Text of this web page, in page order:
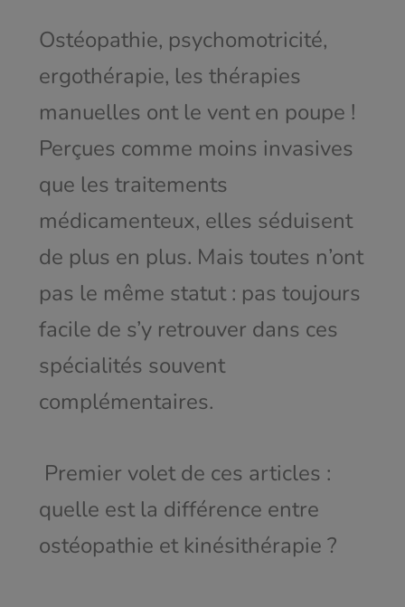
Ostéopathie, psychomotricité,
ergothérapie, les thérapies
manuelles ont le vent en poupe !
Perçues comme moins invasives
que les traitements
médicamenteux, elles séduisent
de plus en plus. Mais toutes n’ont
pas le même statut : pas toujours
facile de s’y retrouver dans ces
spécialités souvent
complémentaires.
Premier volet de ces articles :
quelle est la différence entre
ostéopathie et kinésithérapie ?